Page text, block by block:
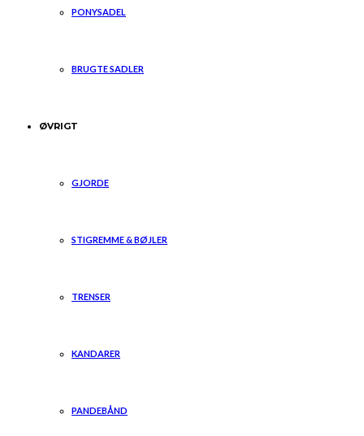
PONYSADEL
BRUGTE SADLER
ØVRIGT
GJORDE
STIGREMME & BØJLER
TRENSER
KANDARER
PANDEBÅND